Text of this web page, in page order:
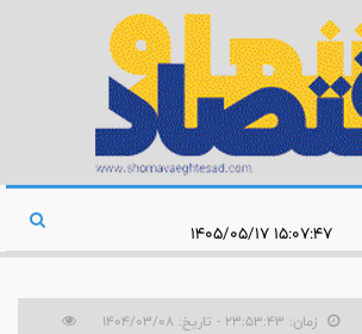
زمان: ۲۳:۵۳:۴۳ - تاریخ: ۱۴۰۴/۰۳/۰۸